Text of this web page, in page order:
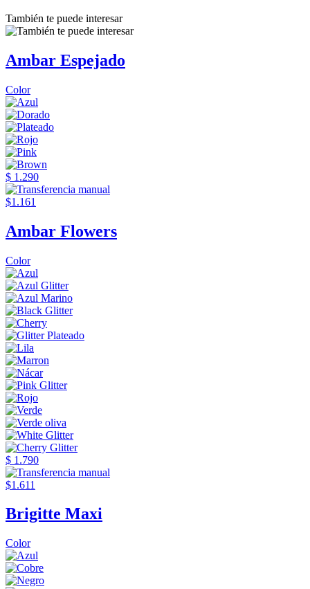
También te puede interesar
Ambar Espejado
Color
$ 1.290
$1.161
Ambar Flowers
Color
$ 1.790
$1.611
Brigitte Maxi
Color